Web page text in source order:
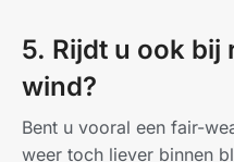
5. Rijdt u ook bij
wind?
Bent u vooral een fair-
weer toch liever binnen